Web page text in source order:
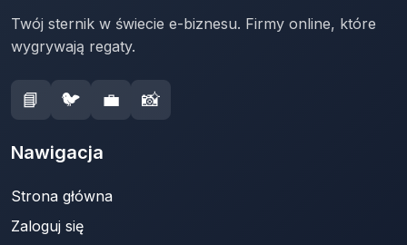
Twój sternik w świecie e-biznesu. Firmy online, które
wygrywają regaty.
📘 🐦 💼 📸
Nawigacja
Strona główna
Zaloguj się